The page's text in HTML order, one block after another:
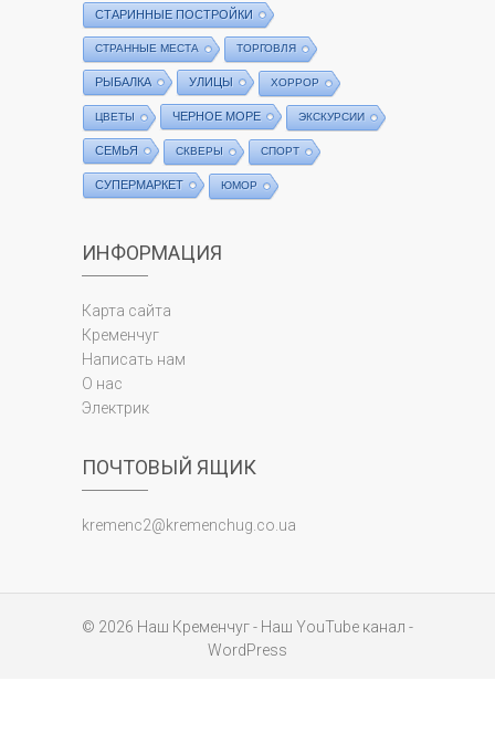
СТАРИННЫЕ ПОСТРОЙКИ
СТРАННЫЕ МЕСТА ТОРГОВЛЯ
РЫБАЛКА УЛИЦЫ ХОРРОР
ЦВЕТЫ ЧЕРНОЕ МОРЕ ЭКСКУРСИИ
СЕМЬЯ СКВЕРЫ СПОРТ
СУПЕРМАРКЕТ ЮМОР
ИНФОРМАЦИЯ
Карта сайта
Кременчуг
Написать нам
О нас
Электрик
ПОЧТОВЫЙ ЯЩИК
kremenc2@kremenchug.co.ua
© 2026 Наш Кременчуг- Наш YouTube канал -
WordPress